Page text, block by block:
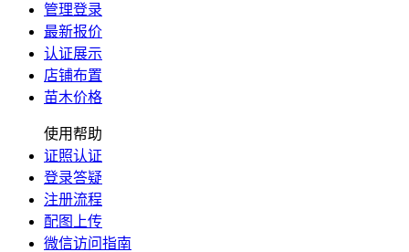
管理登录
最新报价
认证展示
店铺布置
苗木价格
使用帮助
证照认证
登录答疑
注册流程
配图上传
微信访问指南